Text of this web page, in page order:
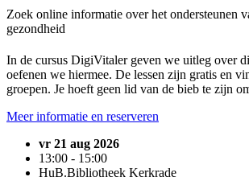
Zoek online informatie over het ondersteunen
gezondheid
In de cursus DigiVitaler geven we uitleg over
oefenen we hiermee. De lessen zijn gratis en
groepen. Je hoeft geen lid van de bieb te zijn
Meer informatie en reserveren
vr 21 aug 2026
13:00 - 15:00
HuB.Bibliotheek Kerkrade